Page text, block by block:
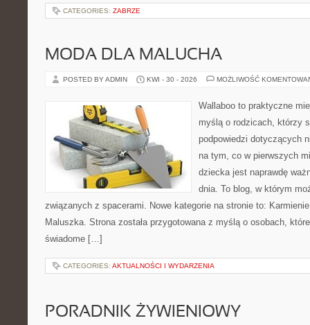
CATEGORIES: ZABRZE
MODA DLA MALUCHA
POSTED BY ADMIN KWI - 30 - 2026 MOŻLIWOŚĆ
Wallaboo to praktyczne
myślą o rodzicach, którzy
podpowiedzi dotyczących
na tym, co w pierwszych
dziecka jest naprawdę
dnia. To blog, w którym
związanych z spacerami. Nowe kategorie na stronie to:
Maluszka. Strona została przygotowana z myślą o osobach,
świadome […]
CATEGORIES: AKTUALNOŚCI I WYDARZENIA
PORADNIK ŻYWIENIOWY